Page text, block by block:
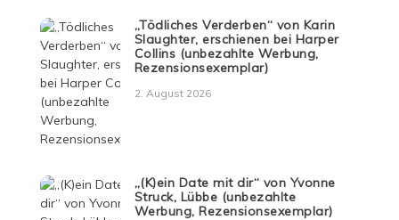
„Tödliches Verderben“ von Karin
Slaughter, erschienen bei Harper
Collins (unbezahlte Werbung,
Rezensionsexemplar)
2. August 2026
„(K)ein Date mit dir“ von Yvonne
Struck, Lübbe (unbezahlte
Werbung, Rezensionsexemplar)